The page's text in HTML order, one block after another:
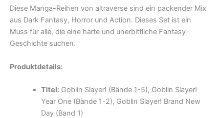
Diese Manga-Reihen von altraverse sind ein packender Mix
aus Dark Fantasy, Horror und Action. Dieses Set ist ein
Muss für alle, die eine harte und unerbittliche Fantasy-
Geschichte suchen.
Produktdetails:
Titel:Goblin Slayer! (Bände 1-5), Goblin Slayer!
Year One (Bände 1-2), Goblin Slayer! Brand New
Day (Band 1)